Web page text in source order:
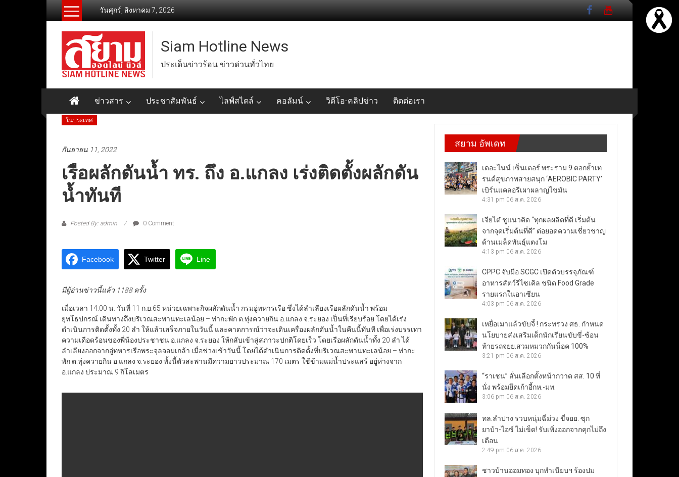
วันศุกร์, สิงหาคม 7, 2026
Siam Hotline News
ประเด็นข่าวร้อน ข่าวด่วนทั่วไทย
ข่าวสาร ประชาสัมพันธ์ ไลฟ์สไตล์ คอลัมน์ วิดีโอ-คลิปข่าว ติดต่อเรา
ในประเทศ
กันยายน 11, 2022
เรือผลักดันน้ำ ทร. ถึง อ.แกลง เร่งติดตั้งผลักดัน
น้ำทันที
Posted By: admin 0 Comment
Facebook Twitter Line
มีผู้อ่านข่าวนี้แล้ว 1188 ครั้ง
เมื่อเวลา 14.00 น. วันที่ 11 ก.ย.65 หน่วยเฉพาะกิจผลักดันน้ำ กรมอู่ทหารเรือ ซึ่งได้ลำเลียงเรือผลักดันน้ำ พร้อม
ยุทโธปกรณ์ เดินทางถึงบริเวณสะพานทะเลน้อย – ท่ากะพัก ต.ทุ่งควายกิน อ.แกลง จ.ระยอง เป็นที่เรียบร้อย โดยได้เร่ง
ดำเนินการติดตั้งทั้ง 20 ลำ ให้แล้วเสร็จภายในวันนี้ และคาดการณ์ว่าจะเดินเครื่องผลักดันน้ำในคืนนี้ทันที เพื่อเร่งบรรเทา
ความเดือดร้อนของพี่น้องประชาชน อ.แกลง จ.ระยอง ให้กลับเข้าสู่สภาวะปกติโดยเร็ว โดยเรือผลักดันน้ำทั้ง 20 ลำ ได้
ลำเลียงออกจากอู่ทหารเรือพระจุลจอมเกล้า เมื่อช่วงเช้าวันนี้ โดยได้ดำเนินการติดตั้งที่บริเวณสะพานทะเลน้อย – ท่ากะ
พัก ต.ทุ่งควายกิน อ.แกลง จ.ระยอง ทั้งนี้ตัวสะพานมีความยาวประมาณ 170 เมตร ใช้ข้ามแม่น้ำประแสร์ อยู่ห่างจาก
อ.แกลง ประมาณ 9 กิโลเมตร
สยาม อัพเดท
เดอะไนน์ เซ็นเตอร์ พระราม 9 ตอกย้ำเท
รนด์สุขภาพสายสนุก ‘AEROBIC PARTY’
เบิร์นแคลอรีเผาผลาญไขมัน
4:31 pm 06 ส.ค. 2026
เจียไต๋ ชูแนวคิด “ทุกผลผลิตที่ดี เริ่มต้น
จากจุดเริ่มต้นที่ดี” ต่อยอดความเชี่ยวชาญ
ด้านเมล็ดพันธุ์แตงโม
4:13 pm 06 ส.ค. 2026
CPPC จับมือ SCGC เปิดตัวบรรจุภัณฑ์
อาหารสัตว์รีไซเคิล ชนิด Food Grade
รายแรกในอาเซียน
4:03 pm 06 ส.ค. 2026
เหยื่อเมาแล้วขับจี้ ! กระทรวง ศธ. กำหนด
นโยบายส่งเสริมเด็กนักเรียนขับขี่-ซ้อน
ท้ายรถจยย.สวมหมวกกันน็อค 100%
3:21 pm 06 ส.ค. 2026
“ราเชน” ลั่นเลือกตั้งหน้ากวาด สส. 10 ที่
นั่ง พร้อมยึดเก้าอี้กห.-มท.
3:06 pm 06 ส.ค. 2026
ทล.ลำปาง รวบหนุ่มฉี่ม่วง ขี่จยย. ซุก
ยาบ้า-ไอซ์ ไม่เข็ด! รับเพิ่งออกจากคุกไม่ถึง
เดือน
2:49 pm 06 ส.ค. 2026
ชาวบ้านออมทอง บุกทำเนียบฯ ร้องปม